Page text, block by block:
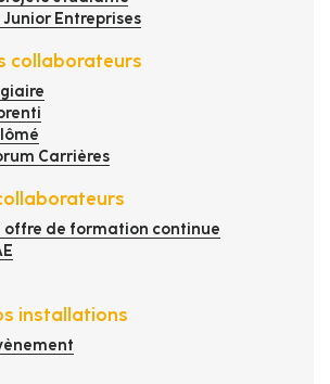
Entreprises
collaborateurs
Carrières
offre de formation continue
installations